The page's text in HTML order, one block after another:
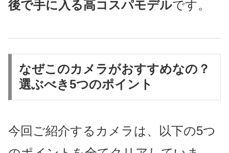
後で手に入る高コスパモデルです。
なぜこのカメラがおすすめなの？
選ぶべき5つのポイント
今回ご紹介するカメラは、以下の5つ